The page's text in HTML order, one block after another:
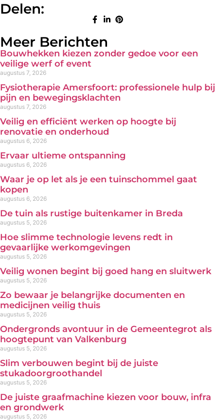
Delen:
Meer Berichten
Bouwhekken kiezen zonder gedoe voor een
veilige werf of event
augustus 7, 2026
Fysiotherapie Amersfoort: professionele hulp bij
pijn en bewegingsklachten
augustus 7, 2026
Veilig en efficiënt werken op hoogte bij
renovatie en onderhoud
augustus 6, 2026
Ervaar ultieme ontspanning
augustus 6, 2026
Waar je op let als je een tuinschommel gaat
kopen
augustus 6, 2026
De tuin als rustige buitenkamer in Breda
augustus 5, 2026
Hoe slimme technologie levens redt in
gevaarlijke werkomgevingen
augustus 5, 2026
Veilig wonen begint bij goed hang en sluitwerk
augustus 5, 2026
Zo bewaar je belangrijke documenten en
medicijnen veilig thuis
augustus 5, 2026
Ondergronds avontuur in de Gemeentegrot als
hoogtepunt van Valkenburg
augustus 5, 2026
Slim verbouwen begint bij de juiste
stukadoorgroothandel
augustus 5, 2026
De juiste graafmachine kiezen voor bouw, infra
en grondwerk
augustus 5, 2026